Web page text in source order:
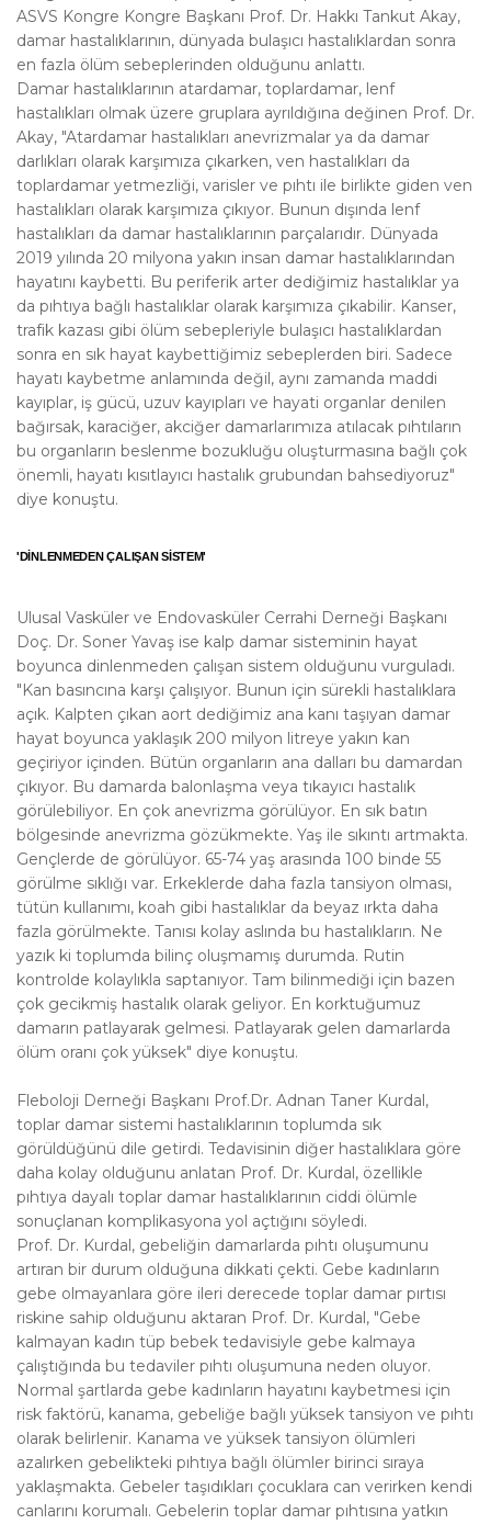
ASVS Kongre Kongre Başkanı Prof. Dr. Hakkı Tankut Akay,
damar hastalıklarının, dünyada bulaşıcı hastalıklardan sonra
en fazla ölüm sebeplerinden olduğunu anlattı.
Damar hastalıklarının atardamar, toplardamar, lenf
hastalıkları olmak üzere gruplara ayrıldığına değinen Prof. Dr.
Akay, "Atardamar hastalıkları anevrizmalar ya da damar
darlıkları olarak karşımıza çıkarken, ven hastalıkları da
toplardamar yetmezliği, varisler ve pıhtı ile birlikte giden ven
hastalıkları olarak karşımıza çıkıyor. Bunun dışında lenf
hastalıkları da damar hastalıklarının parçalarıdır. Dünyada
2019 yılında 20 milyona yakın insan damar hastalıklarından
hayatını kaybetti. Bu periferik arter dediğimiz hastalıklar ya
da pıhtıya bağlı hastalıklar olarak karşımıza çıkabilir. Kanser,
trafik kazası gibi ölüm sebepleriyle bulaşıcı hastalıklardan
sonra en sık hayat kaybettiğimiz sebeplerden biri. Sadece
hayatı kaybetme anlamında değil, aynı zamanda maddi
kayıplar, iş gücü, uzuv kayıpları ve hayati organlar denilen
bağırsak, karaciğer, akciğer damarlarımıza atılacak pıhtıların
bu organların beslenme bozukluğu oluşturmasına bağlı çok
önemli, hayatı kısıtlayıcı hastalık grubundan bahsediyoruz"
diye konuştu.
'DİNLENMEDEN ÇALIŞAN SİSTEM'
Ulusal Vasküler ve Endovasküler Cerrahi Derneği Başkanı
Doç. Dr. Soner Yavaş ise kalp damar sisteminin hayat
boyunca dinlenmeden çalışan sistem olduğunu vurguladı.
"Kan basıncına karşı çalışıyor. Bunun için sürekli hastalıklara
açık. Kalpten çıkan aort dediğimiz ana kanı taşıyan damar
hayat boyunca yaklaşık 200 milyon litreye yakın kan
geçiriyor içinden. Bütün organların ana dalları bu damardan
çıkıyor. Bu damarda balonlaşma veya tıkayıcı hastalık
görülebiliyor. En çok anevrizma görülüyor. En sık batın
bölgesinde anevrizma gözükmekte. Yaş ile sıkıntı artmakta.
Gençlerde de görülüyor. 65-74 yaş arasında 100 binde 55
görülme sıklığı var. Erkeklerde daha fazla tansiyon olması,
tütün kullanımı, koah gibi hastalıklar da beyaz ırkta daha
fazla görülmekte. Tanısı kolay aslında bu hastalıkların. Ne
yazık ki toplumda bilinç oluşmamış durumda. Rutin
kontrolde kolaylıkla saptanıyor. Tam bilinmediği için bazen
çok gecikmiş hastalık olarak geliyor. En korktuğumuz
damarın patlayarak gelmesi. Patlayarak gelen damarlarda
ölüm oranı çok yüksek" diye konuştu.
Fleboloji Derneği Başkanı Prof.Dr. Adnan Taner Kurdal,
toplar damar sistemi hastalıklarının toplumda sık
görüldüğünü dile getirdi. Tedavisinin diğer hastalıklara göre
daha kolay olduğunu anlatan Prof. Dr. Kurdal, özellikle
pıhtıya dayalı toplar damar hastalıklarının ciddi ölümle
sonuçlanan komplikasyona yol açtığını söyledi.
Prof. Dr. Kurdal, gebeliğin damarlarda pıhtı oluşumunu
artıran bir durum olduğuna dikkati çekti. Gebe kadınların
gebe olmayanlara göre ileri derecede toplar damar pırtısı
riskine sahip olduğunu aktaran Prof. Dr. Kurdal, "Gebe
kalmayan kadın tüp bebek tedavisiyle gebe kalmaya
çalıştığında bu tedaviler pıhtı oluşumuna neden oluyor.
Normal şartlarda gebe kadınların hayatını kaybetmesi için
risk faktörü, kanama, gebeliğe bağlı yüksek tansiyon ve pıhtı
olarak belirlenir. Kanama ve yüksek tansiyon ölümleri
azalırken gebelikteki pıhtıya bağlı ölümler birinci sıraya
yaklaşmakta. Gebeler taşıdıkları çocuklara can verirken kendi
canlarını korumalı. Gebelerin toplar damar pıhtısına yatkın